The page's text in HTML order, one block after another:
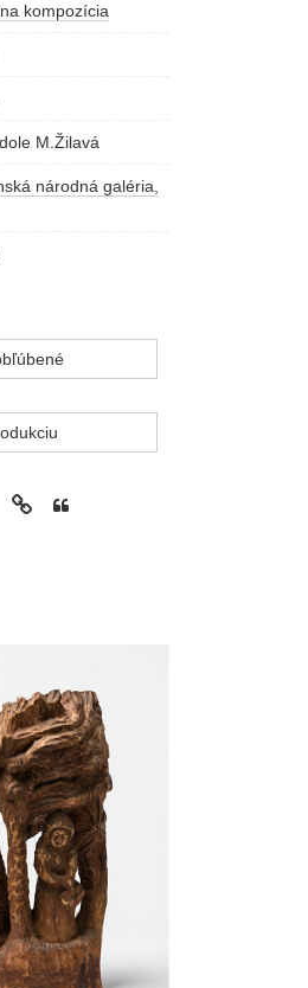
kompozícia
M.Žilavá
národná galéria,